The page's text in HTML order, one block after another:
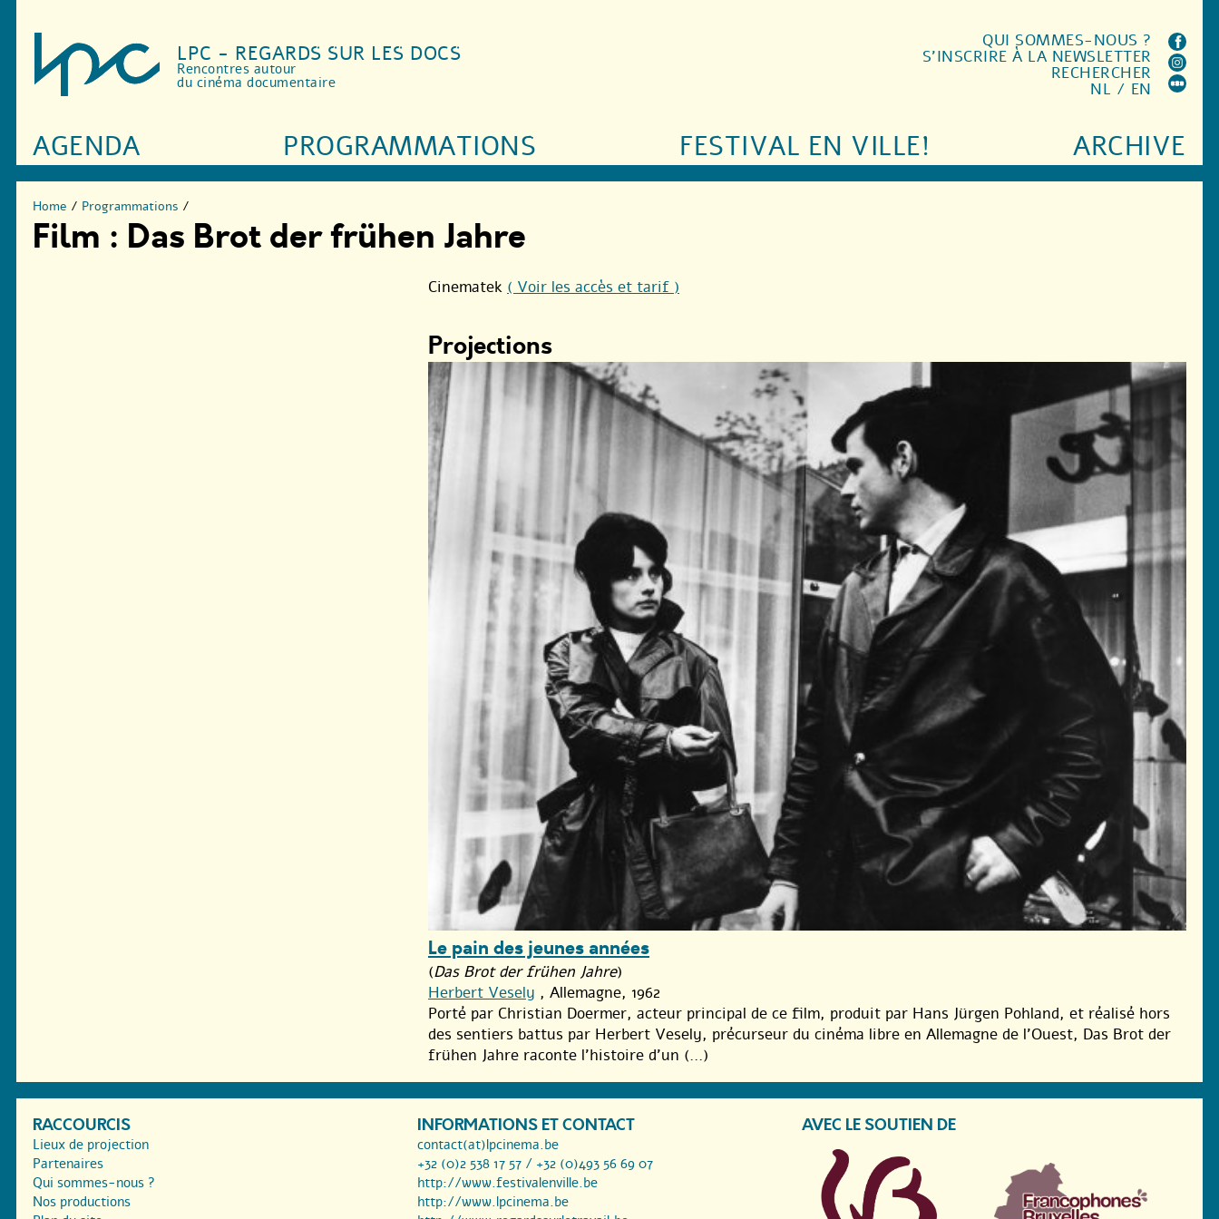
LPC - REGARDS SUR LES DOCS
Rencontres autour
du cinéma documentaire
AGENDA PROGRAMMATIONS FESTIVAL EN VILLE! ARCHIVE
QUI SOMMES-NOUS ?
S'INSCRIRE À LA NEWSLETTER
RECHERCHER
NL / EN
Home / Programmations /
Film : Das Brot der frühen Jahre
Cinematek ( Voir les accès et tarif )
Projections
Le pain des jeunes années
(Das Brot der frühen Jahre)
Herbert Vesely , Allemagne, 1962
Porté par Christian Doermer, acteur principal de ce film, produit par Hans Jürgen Pohland, et réalisé hors
des sentiers battus par Herbert Vesely, précurseur du cinéma libre en Allemagne de l’Ouest, Das Brot der
frühen Jahre raconte l’histoire d’un (...)
RACCOURCIS
Lieux de projection
Partenaires
Qui sommes-nous ?
Nos productions
INFORMATIONS ET CONTACT
contact(at)lpcinema.be
+32 (0)2 538 17 57 / +32 (0)493 56 69 07
http://www.festivalenville.be
http://www.lpcinema.be
AVEC LE SOUTIEN DE